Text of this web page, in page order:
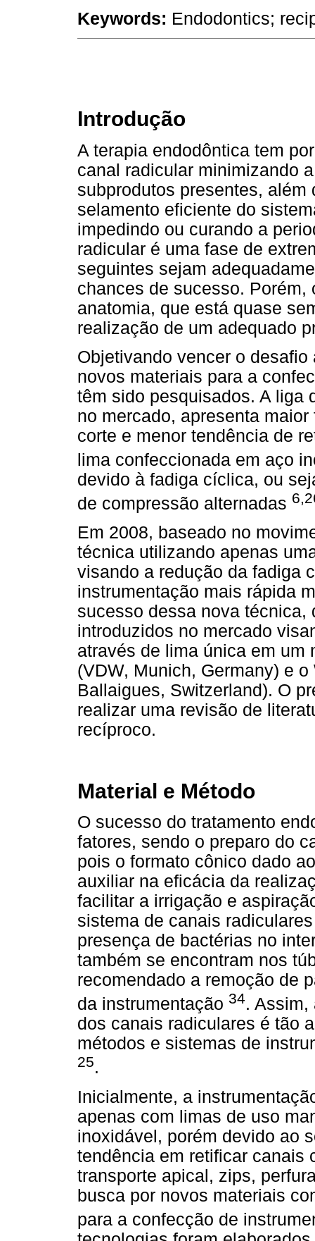
Keywords: Endodontics;
Introdução
A terapia endodôntica tem
canal radicular minimizando
subprodutos presentes,
selamento eficiente do
impedindo ou curando a
radicular é uma fase de
seguintes sejam
chances de sucesso.
anatomia, que está quase
realização de um adequado
Objetivando vencer o
novos materiais para a
têm sido pesquisados. A liga
no mercado, apresenta
corte e menor tendência de
lima confeccionada em aço
devido à fadiga cíclica, ou
de compressão alternadas
Em 2008, baseado no
técnica utilizando apenas
visando a redução da fadiga
instrumentação mais rápida
sucesso dessa nova
introduzidos no mercado
através de lima única em um
(VDW, Munich, Germany) e
Ballaigues, Switzerland). O
realizar uma revisão de
recíproco.
Material e Método
O sucesso do tratamento
fatores, sendo o preparo do
pois o formato cônico dado
auxiliar na eficácia da
facilitar a irrigação e
sistema de canais
presença de bactérias no
também se encontram nos
recomendado a remoção de
da instrumentação 34. Assim,
dos canais radiculares é tão
métodos e sistemas de
25.
Inicialmente, a
apenas com limas de uso
inoxidável, porém devido ao
tendência em retificar canais
transporte apical, zips,
busca por novos materiais
para a confecção de